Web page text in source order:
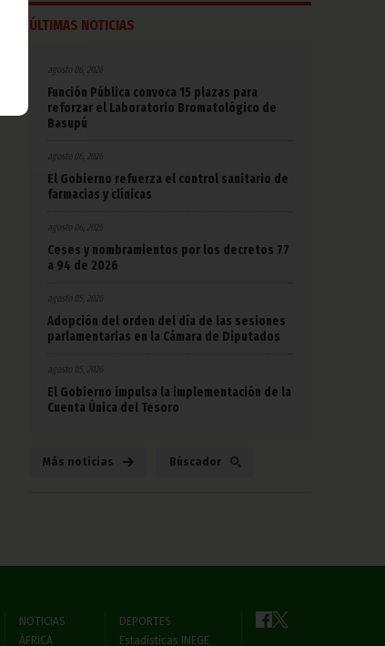
ÚLTIMAS NOTICIAS
agosto 06, 2026
Función Pública convoca 15 plazas para
reforzar el Laboratorio Bromatológico de
Basupú
agosto 06, 2026
El Gobierno refuerza el control sanitario de
farmacias y clínicas
agosto 06, 2026
Ceses y nombramientos por los decretos 77
a 94 de 2026
agosto 05, 2026
Adopción del orden del día de las sesiones
parlamentarias en la Cámara de Diputados
agosto 05, 2026
El Gobierno impulsa la implementación de la
Cuenta Única del Tesoro
Más noticias Búscador
NOTICIAS
ÁFRICA
DEPORTES
Estadísticas INEGE